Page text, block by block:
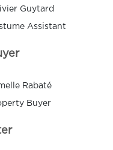
Guytard
Assistant
Rabaté
Buyer